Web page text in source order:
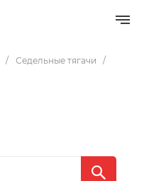
Седельные тягачи